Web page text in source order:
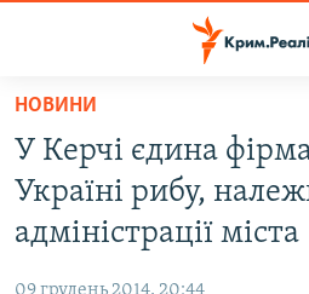
Перейти
основного
матеріалу
Перейти
до
основної
ВОДА.КРИМ
ВІДЕО ТА ФОТО
НОВИНИ
У Керчі єдина
Україні рибу,
адміністрації міста